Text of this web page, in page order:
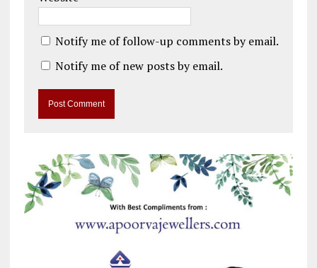
Notify me of follow-up comments by email.
Notify me of new posts by email.
t
e
r